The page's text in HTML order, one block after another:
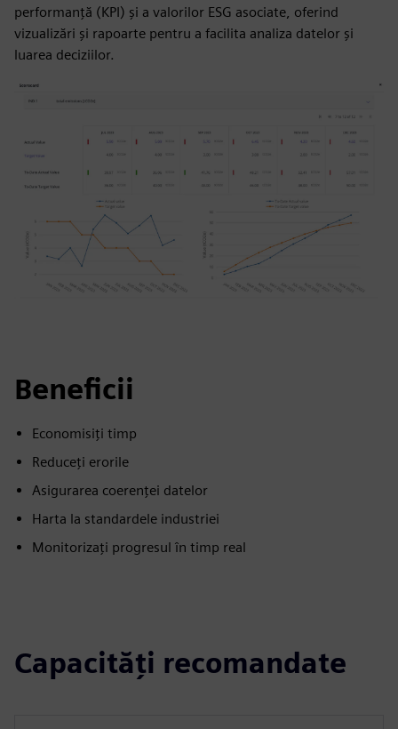
performanță (KPI) și a valorilor ESG asociate, oferind
vizualizări și rapoarte pentru a facilita analiza datelor și
luarea deciziilor.
Beneficii
Economisiți timp
Reduceți erorile
Asigurarea coerenței datelor
Harta la standardele industriei
Monitorizați progresul în timp real
Capacități recomandate